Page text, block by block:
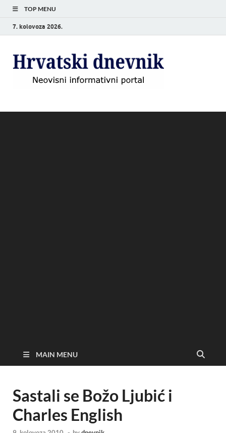
TOP MENU
7. kolovoza 2026.
MAIN MENU
Sastali se Božo Ljubić i
Charles English